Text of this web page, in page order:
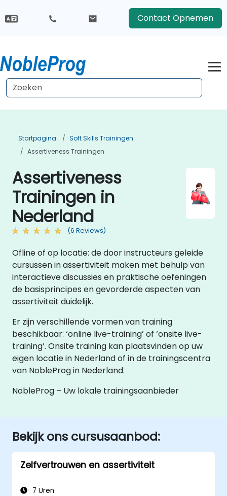
Contact Opnemen
Startpagina
Soft Skills Trainingen
Assertiveness Trainingen
Assertiveness
Trainingen in
Nederland
(6 Reviews)
Ofline of op locatie: de door instructeurs geleide
cursussen in assertiviteit maken met behulp van
interactieve discussies en praktische oefeningen
de basisprincipes en gevorderde aspecten van
assertiviteit duidelijk.
Er zijn verschillende vormen van training
beschikbaar: ‘online live-training’ of ‘onsite live-
training’. Onsite training kan plaatsvinden op uw
eigen locatie in Nederland of in de trainingscentra
van NobleProg in Nederland.
NobleProg – Uw lokale trainingsaanbieder
Bekijk ons cursusaanbod:
Zelfvertrouwen en assertiviteit
7 Uren